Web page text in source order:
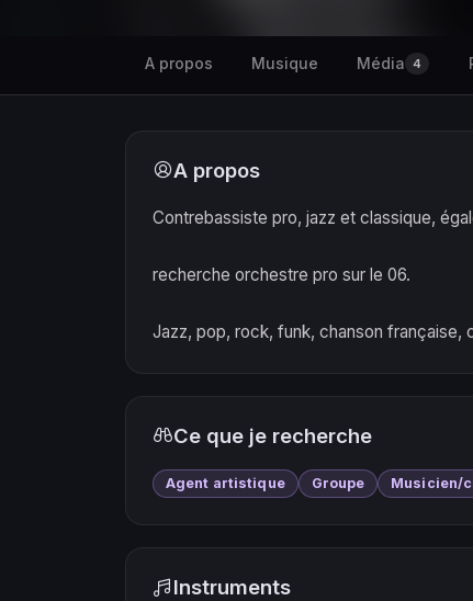
A propos Musique Média 4
A propos
Contrebassiste pro, jazz et classique,
recherche orchestre pro sur le 06.
Jazz, pop, rock, funk, chanson française,
Ce que je recherche
Agent artistique Groupe Musicien/
Instruments